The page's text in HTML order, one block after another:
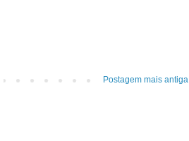
Postagem mais antiga